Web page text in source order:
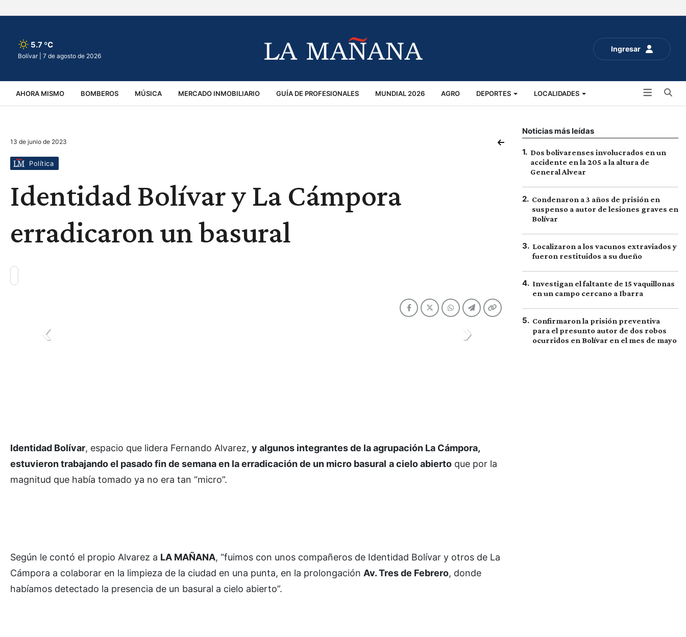
Ingresar
5.7 ºC
Bolívar | 7 de agosto de 2026
AHORA MISMO BOMBEROS MÚSICA MERCADO INMOBILIARIO GUÍA DE PROFESIONALES MUNDIAL 2026 AGRO DEPORTES LOCALIDADES
VIRALES ACCIDENTES
13 de junio de 2023
Política
Identidad Bolívar y La Cámpora
erradicaron un basural
Identidad Bolívar, espacio que lidera Fernando Alvarez, y algunos integrantes de la agrupación La Cámpora,
estuvieron trabajando el pasado fin de semana en la erradicación de un micro basural a cielo abierto que por la
magnitud que había tomado ya no era tan “micro”.
Según le contó el propio Alvarez a LA MAÑANA, “fuimos con unos compañeros de Identidad Bolívar y otros de La
Cámpora a colaborar en la limpieza de la ciudad en una punta, en la prolongación Av. Tres de Febrero, donde
habíamos detectado la presencia de un basural a cielo abierto”.
Noticias más leídas
1. Dos bolivarenses involucrados en un
accidente en la 205 a la altura de
General Alvear
2. Condenaron a 3 años de prisión en
suspenso a autor de lesiones graves en
Bolívar
3. Localizaron a los vacunos extraviados y
fueron restituidos a su dueño
4. Investigan el faltante de 15 vaquillonas
en un campo cercano a Ibarra
5. Confirmaron la prisión preventiva
para el presunto autor de dos robos
ocurridos en Bolívar en el mes de mayo